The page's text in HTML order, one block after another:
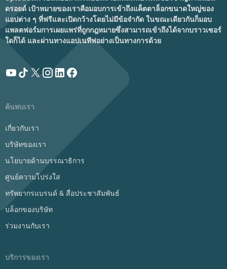
ดรอยด์ เป้าหมายของเราคือมอบการเข้าถึงแค็ตตาล็อกขนาดใหญ่ของ
แอปต่าง ๆ ที่ฟรีและเปิดกว้างโดยไม่มีข้อจำกัด ในขณะเดียวกันก็มอบ
แพลตฟอร์มการเผยแพร่ที่ถูกกฎหมายซึ่งสามารถเข้าถึงได้จากบราวเซอร์
ใดก็ได้ และผ่านทางแอปเนทีฟอย่างเป็นทางการด้วย
ค้นพบเรา
เกี่ยวกับเรา
บริษัทของเรา
นโยบายด้านบรรณาธิการ
ศูนย์ความโปร่งใส
ทรัพยากรแบรนด์ & สื่อประชาสัมพันธ์
บล็อกของบริษัท
ร่วมงานกับเรา
บริการของเรา